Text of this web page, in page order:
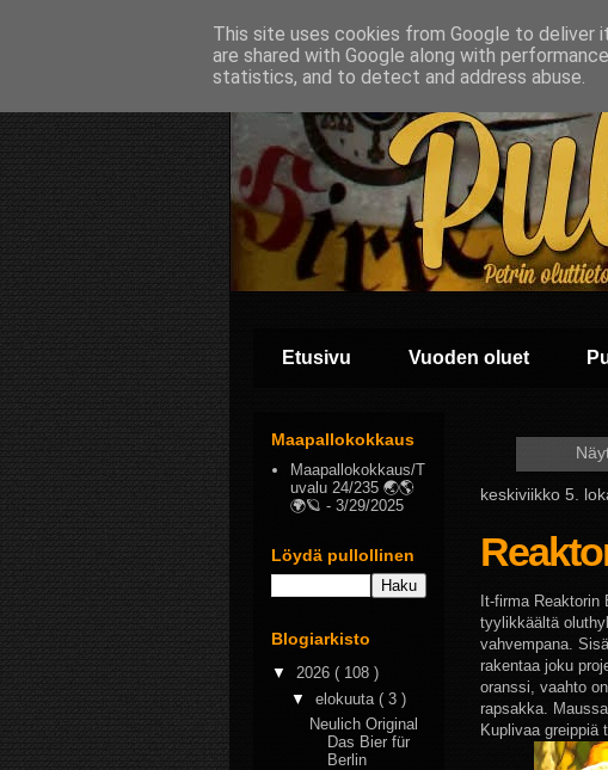
Etusivu Vuoden oluet
keskiviikko 5.
It-firma Reaktorin
tyylikkäältä
vahvempana.
rakentaa joku
oranssi, vaahto
rapsakka.
Kuplivaa greippiä
Maapallokokkaus
Maapallokokkaus/T
uvalu 24/235 🌏🌎
🌍🪐 - 3/29/2025
Löydä pullollinen
Blogiarkisto
▼ 2026 ( 108 )
▼ elokuuta ( 3 )
Neulich Original
Das Bier für
Berlin
This site uses cookies from Google to deliver
are shared with Google along with
statistics, and to detect and address abuse.